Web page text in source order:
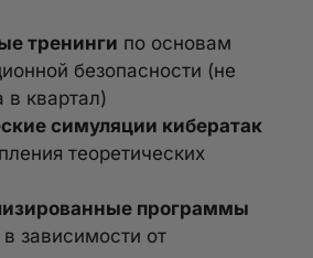
тренинги по основам
безопасности (не
в квартал)
симуляции кибератак
теоретических
программы
в зависимости от